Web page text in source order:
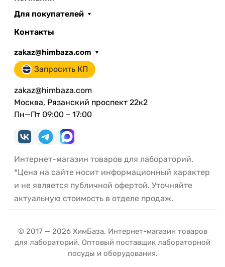
Для покупателей
Контакты
zakaz@himbaza.com
Запросить КП
zakaz@himbaza.com
Москва, Рязанский проспект 22к2
Пн—Пт 09:00 – 17:00
Интернет-магазин товаров для лабораторий.
*Цена на сайте носит информационный характер
и не является публичной офертой. Уточняйте
актуальную стоимость в отделе продаж.
© 2017 — 2026 ХимБаза. Интернет-магазин товаров
для лабораторий. Оптовый поставщик лабораторной
посуды и оборудования.